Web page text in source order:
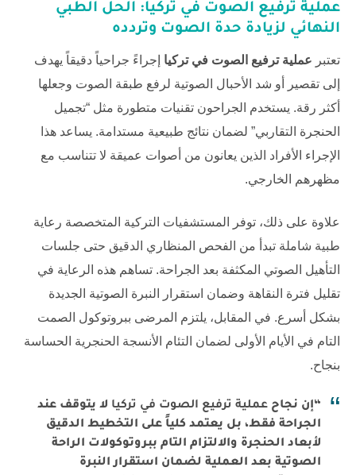
عملية ترفيع الصوت في تركيا: الحل الطبي
النهائي لزيادة حدة الصوت وتردده
تعتبر عملية ترفيع الصوت في تركيا إجراءً جراحياً دقيقاً يهدف
إلى تقصير أو شد الأحبال الصوتية لرفع طبقة الصوت وجعلها
أكثر رقة. يستخدم الجراحون تقنيات متطورة مثل “تجميل
الحنجرة التقاربي” لضمان نتائج طبيعية مستدامة. يساعد هذا
الإجراء الأفراد الذين يعانون من أصوات عميقة لا تتناسب مع
مظهرهم الخارجي.
علاوة على ذلك، توفر المستشفيات التركية المتخصصة رعاية
طبية شاملة تبدأ من الفحص المنظاري الدقيق حتى جلسات
التأهيل الصوتي المكثفة بعد الجراحة. تساهم هذه الرعاية في
تقليل فترة النقاهة وضمان استقرار النبرة الصوتية الجديدة
بشكل أسرع. في المقابل، يلتزم المرضى ببروتوكول الصمت
التام في الأيام الأولى لضمان التئام الأنسجة الحنجرية الحساسة
بنجاح.
“إن نجاح عملية ترفيع الصوت في تركيا لا يتوقف عند
الجراحة فقط، بل يعتمد كلياً على التخطيط الدقيق
لأبعاد الحنجرة والالتزام التام ببروتوكولات الراحة
الصوتية بعد العملية لضمان استقرار النبرة